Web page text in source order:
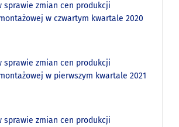
sprawie zmian cen produkcji
w czwartym kwartale 2020
sprawie zmian cen produkcji
w pierwszym kwartale 2021
sprawie zmian cen produkcji